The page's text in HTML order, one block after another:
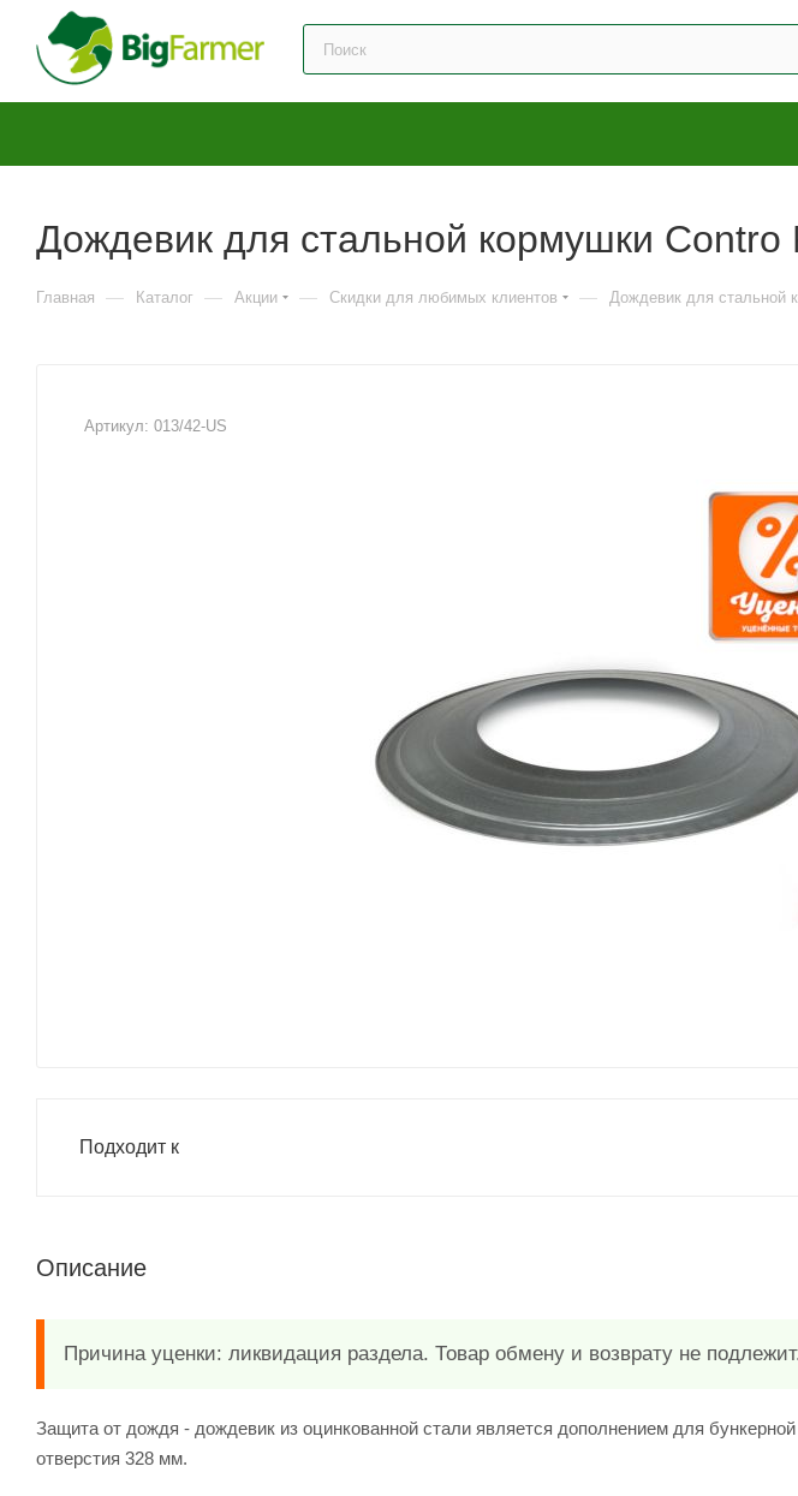
Дождевик для стальной кормушки
Главная — Каталог — Акции — Скидки для любимых клиентов — Дождевик для стальной
Артикул: 013/42-US
Подходит к
Описание
Причина уценки: ликвидация раздела. Товар обмену и возврату не
Защита от дождя - дождевик из оцинкованной стали является дополнением для
отверстия 328 мм.